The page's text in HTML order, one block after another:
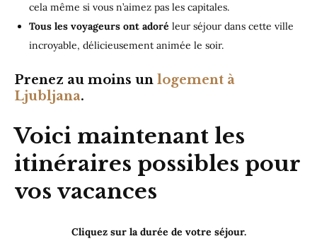
cela même si vous n’aimez pas les capitales.
Tous les voyageurs ont adoré leur séjour dans cette ville
incroyable, délicieusement animée le soir.
Prenez au moins un logement à
Ljubljana.
Voici maintenant les
itinéraires possibles pour
vos vacances
Cliquez sur la durée de votre séjour.